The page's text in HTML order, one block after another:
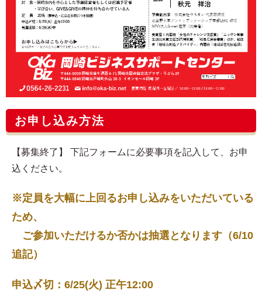
お申し込み方法
【募集終了】 下記フォームに必要事項を記入して、お申
込ください。
※定員を大幅に上回るお申し込みをいただいている
ため、
ご参加いただけるか否かは抽選となります（6/10
追記）
申込〆切：6/25(火) 正午12:00